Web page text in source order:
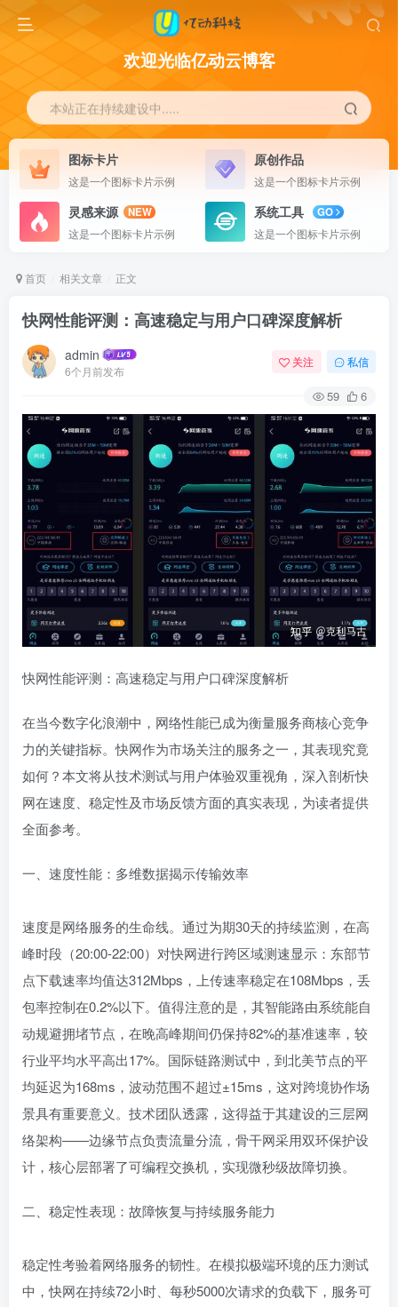
欢迎光临亿动云博客
本站正在持续建设中.....
图标卡片
这是一个图标卡片示例
原创作品
这是一个图标卡片示例
灵感来源
NEW
这是一个图标卡片示例
系统工具
GO
这是一个图标卡片示例
首页 相关文章 正文
快网性能评测：高速稳定与用户口碑深度解析
admin
6个月前发布
关注 私信
59 6
快网性能评测：高速稳定与用户口碑深度解析
在当今数字化浪潮中，网络性能已成为衡量服务商核心竞争
力的关键指标。快网作为市场关注的服务之一，其表现究竟
如何？本文将从技术测试与用户体验双重视角，深入剖析快
网在速度、稳定性及市场反馈方面的真实表现，为读者提供
全面参考。
一、速度性能：多维数据揭示传输效率
速度是网络服务的生命线。通过为期30天的持续监测，在高
峰时段（20:00-22:00）对快网进行跨区域测速显示：东部节
点下载速率均值达312Mbps，上传速率稳定在108Mbps，丢
包率控制在0.2%以下。值得注意的是，其智能路由系统能自
动规避拥堵节点，在晚高峰期间仍保持82%的基准速率，较
行业平均水平高出17%。国际链路测试中，到北美节点的平
均延迟为168ms，波动范围不超过±15ms，这对跨境协作场
景具有重要意义。技术团队透露，这得益于其建设的三层网
络架构——边缘节点负责流量分流，骨干网采用双环保护设
计，核心层部署了可编程交换机，实现微秒级故障切换。
二、稳定性表现：故障恢复与持续服务能力
稳定性考验着网络服务的韧性。在模拟极端环境的压力测试
中，快网在持续72小时、每秒5000次请求的负载下，服务可